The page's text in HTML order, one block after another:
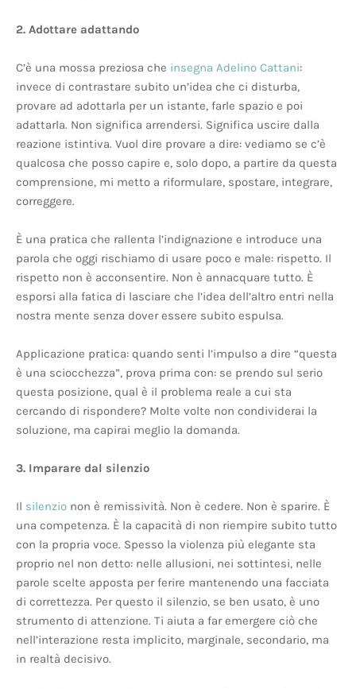
2. Adottare adattando
C’è una mossa preziosa che insegna Adelino Cattani:
invece di contrastare subito un’idea che ci disturba,
provare ad adottarla per un istante, farle spazio e poi
adattarla. Non significa arrendersi. Significa uscire dalla
reazione istintiva. Vuol dire provare a dire: vediamo se c’è
qualcosa che posso capire e, solo dopo, a partire da questa
comprensione, mi metto a riformulare, spostare, integrare,
correggere.
È una pratica che rallenta l’indignazione e introduce una
parola che oggi rischiamo di usare poco e male: rispetto. Il
rispetto non è acconsentire. Non è annacquare tutto. È
esporsi alla fatica di lasciare che l’idea dell’altro entri nella
nostra mente senza dover essere subito espulsa.
Applicazione pratica: quando senti l’impulso a dire “questa
è una sciocchezza”, prova prima con: se prendo sul serio
questa posizione, qual è il problema reale a cui sta
cercando di rispondere? Molte volte non condividerai la
soluzione, ma capirai meglio la domanda.
3. Imparare dal silenzio
Il silenzio non è remissività. Non è cedere. Non è sparire. È
una competenza. È la capacità di non riempire subito tutto
con la propria voce. Spesso la violenza più elegante sta
proprio nel non detto: nelle allusioni, nei sottintesi, nelle
parole scelte apposta per ferire mantenendo una facciata
di correttezza. Per questo il silenzio, se ben usato, è uno
strumento di attenzione. Ti aiuta a far emergere ciò che
nell’interazione resta implicito, marginale, secondario, ma
in realtà decisivo.